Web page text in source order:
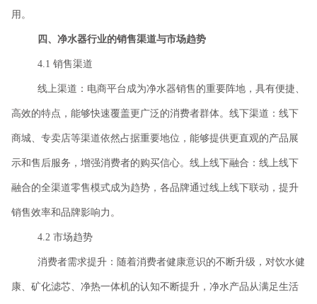
用。
四、净水器行业的销售渠道与市场趋势
4.1 销售渠道
线上渠道：电商平台成为净水器销售的重要阵地，具有便捷、
高效的特点，能够快速覆盖更广泛的消费者群体。线下渠道：线下
商城、专卖店等渠道依然占据重要地位，能够提供更直观的产品展
示和售后服务，增强消费者的购买信心。线上线下融合：线上线下
融合的全渠道零售模式成为趋势，各品牌通过线上线下联动，提升
销售效率和品牌影响力。
4.2 市场趋势
消费者需求提升：随着消费者健康意识的不断升级，对饮水健
康、矿化滤芯、净热一体机的认知不断提升，净水产品从满足生活